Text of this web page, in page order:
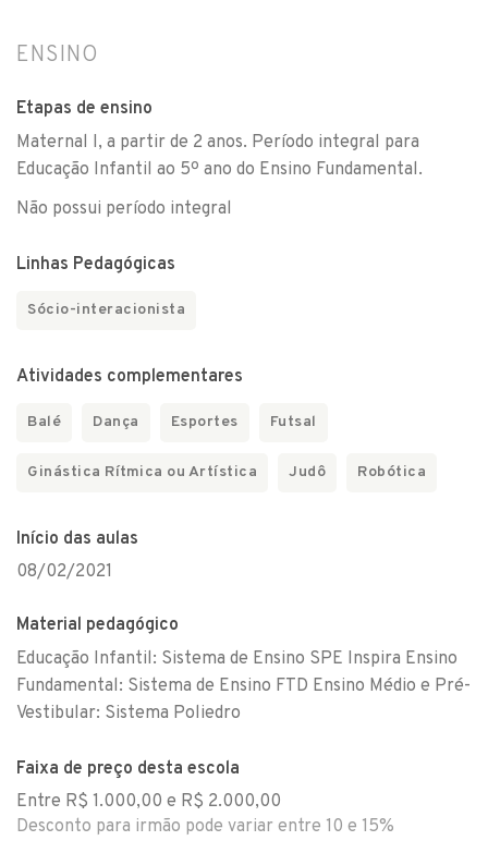
ENSINO
Etapas de ensino
Maternal I, a partir de 2 anos. Período integral para
Educação Infantil ao 5º ano do Ensino Fundamental.
Não possui período integral
Linhas Pedagógicas
Sócio-interacionista
Atividades complementares
Balé Dança Esportes Futsal
Ginástica Rítmica ou Artística Judô Robótica
Início das aulas
08/02/2021
Material pedagógico
Educação Infantil: Sistema de Ensino SPE Inspira Ensino
Fundamental: Sistema de Ensino FTD Ensino Médio e Pré-
Vestibular: Sistema Poliedro
Faixa de preço desta escola
Entre R$ 1.000,00 e R$ 2.000,00
Desconto para irmão pode variar entre 10 e 15%